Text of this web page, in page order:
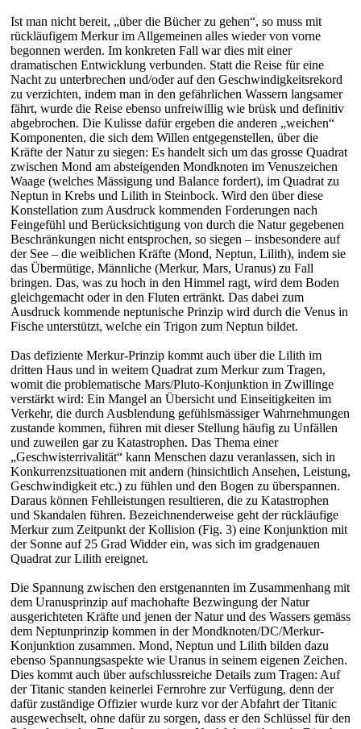
Ist man nicht bereit, „über die Bücher zu gehen“, so muss mit
rückläufigem Merkur im Allgemeinen alles wieder von vorne
begonnen werden. Im konkreten Fall war dies mit einer
dramatischen Entwicklung verbunden. Statt die Reise für eine
Nacht zu unterbrechen und/oder auf den Geschwindigkeitsrekord
zu verzichten, indem man in den gefährlichen Wassern langsamer
fährt, wurde die Reise ebenso unfreiwillig wie brüsk und definitiv
abgebrochen. Die Kulisse dafür ergeben die anderen „weichen“
Komponenten, die sich dem Willen entgegenstellen, über die
Kräfte der Natur zu siegen: Es handelt sich um das grosse Quadrat
zwischen Mond am absteigenden Mondknoten im Venuszeichen
Waage (welches Mässigung und Balance fordert), im Quadrat zu
Neptun in Krebs und Lilith in Steinbock. Wird den über diese
Konstellation zum Ausdruck kommenden Forderungen nach
Feingefühl und Berücksichtigung von durch die Natur gegebenen
Beschränkungen nicht entsprochen, so siegen – insbesondere auf
der See – die weiblichen Kräfte (Mond, Neptun, Lilith), indem sie
das Übermütige, Männliche (Merkur, Mars, Uranus) zu Fall
bringen. Das, was zu hoch in den Himmel ragt, wird dem Boden
gleichgemacht oder in den Fluten ertränkt. Das dabei zum
Ausdruck kommende neptunische Prinzip wird durch die Venus in
Fische unterstützt, welche ein Trigon zum Neptun bildet.
Das defiziente Merkur-Prinzip kommt auch über die Lilith im
dritten Haus und in weitem Quadrat zum Merkur zum Tragen,
womit die problematische Mars/Pluto-Konjunktion in Zwillinge
verstärkt wird: Ein Mangel an Übersicht und Einseitigkeiten im
Verkehr, die durch Ausblendung gefühlsmässiger Wahrnehmungen
zustande kommen, führen mit dieser Stellung häufig zu Unfällen
und zuweilen gar zu Katastrophen. Das Thema einer
„Geschwisterrivalität“ kann Menschen dazu veranlassen, sich in
Konkurrenzsituationen mit andern (hinsichtlich Ansehen, Leistung,
Geschwindigkeit etc.) zu fühlen und den Bogen zu überspannen.
Daraus können Fehlleistungen resultieren, die zu Katastrophen
und Skandalen führen. Bezeichnenderweise geht der rückläufige
Merkur zum Zeitpunkt der Kollision (Fig. 3) eine Konjunktion mit
der Sonne auf 25 Grad Widder ein, was sich im gradgenauen
Quadrat zur Lilith ereignet.
Die Spannung zwischen den erstgenannten im Zusammenhang mit
dem Uranusprinzip auf machohafte Bezwingung der Natur
ausgerichteten Kräfte und jenen der Natur und des Wassers gemäss
dem Neptunprinzip kommen in der Mondknoten/DC/Merkur-
Konjunktion zusammen. Mond, Neptun und Lilith bilden dazu
ebenso Spannungsaspekte wie Uranus in seinem eigenen Zeichen.
Dies kommt auch über aufschlussreiche Details zum Tragen: Auf
der Titanic standen keinerlei Fernrohre zur Verfügung, denn der
dafür zuständige Offizier wurde kurz vor der Abfahrt der Titanic
ausgewechselt, ohne dafür zu sorgen, dass er den Schlüssel für den